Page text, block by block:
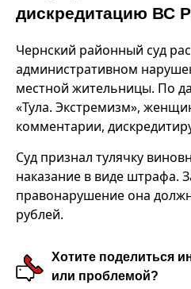
дискредитацию ВС
Чернский районный суд
административном
местной жительницы. По
«Тула. Экстремизм»,
комментарии,
Суд признал тулячку
наказание в виде штрафа.
правонарушение она
рублей.
Хотите поделиться
или проблемой?